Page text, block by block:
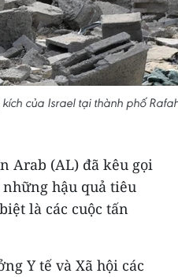
của Israel tại thành phố
Arab (AL) đã kêu gọi
hậu quả tiêu
là các cuộc tấn
Y tế và Xã hội các